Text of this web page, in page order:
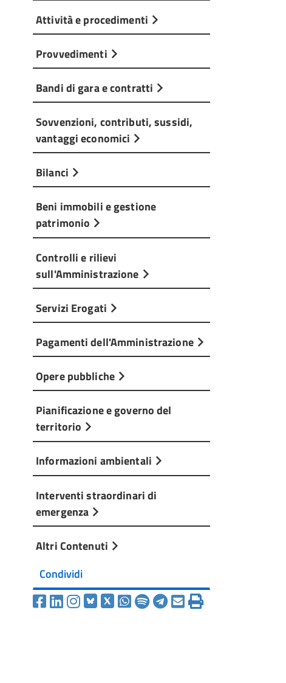
Attività e procedimenti
Provvedimenti
Bandi di gara e contratti
Sovvenzioni, contributi, sussidi,
vantaggi economici
Bilanci
Beni immobili e gestione
patrimonio
Controlli e rilievi
sull'Amministrazione
Servizi Erogati
Pagamenti dell'Amministrazione
Opere pubbliche
Pianificazione e governo del
territorio
Informazioni ambientali
Interventi straordinari di
emergenza
Altri Contenuti
Condividi